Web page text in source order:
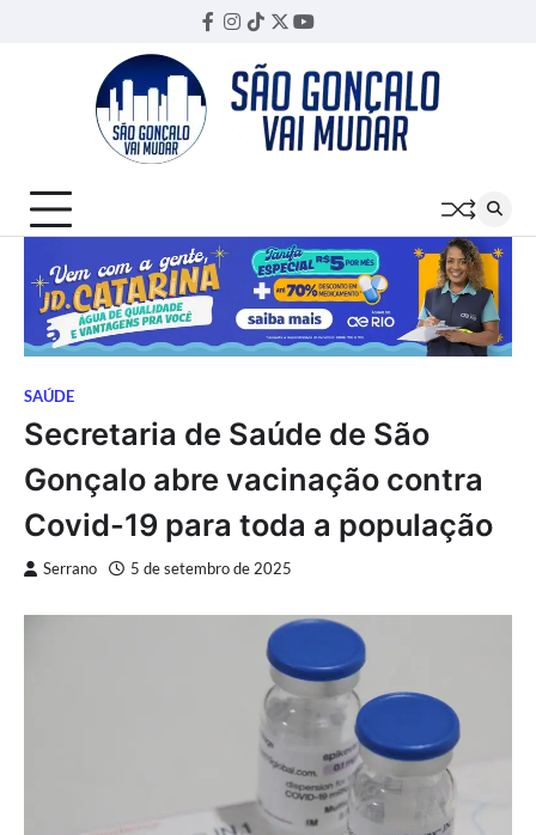
Facebook
Instagram
TikTok
TwitterYouTube
SAÚDE
Secretaria de Saúde de São
Gonçalo abre vacinação contra
Covid-19 para toda a população
Serrano 5 de setembro de 2025